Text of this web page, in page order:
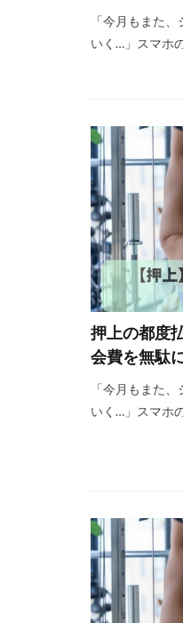
「今月もまた
いく…」スマホ
押上の都度
会費を無駄
「今月もまた
いく…」スマホ